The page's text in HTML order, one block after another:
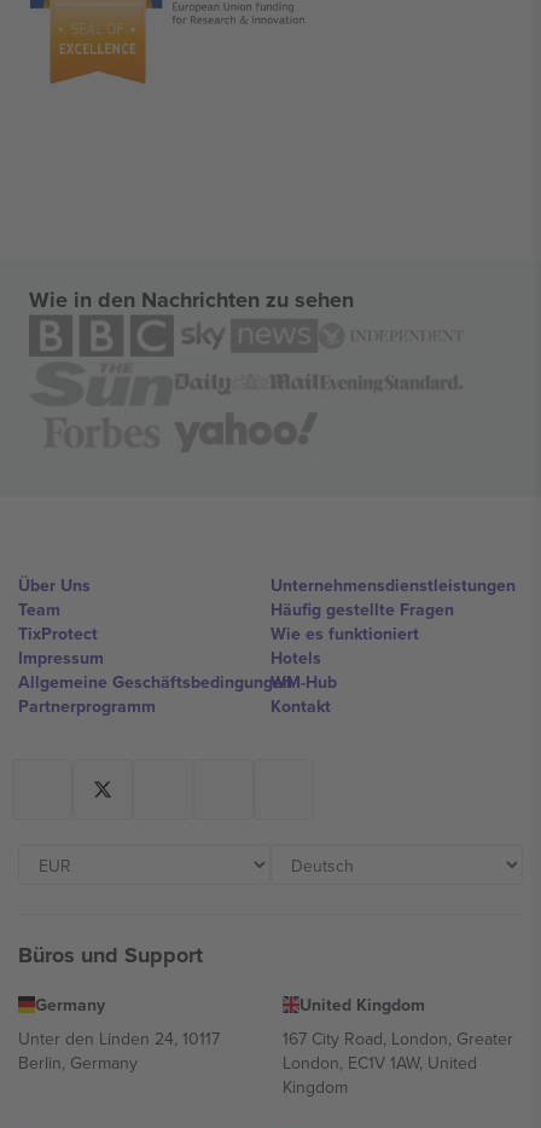
Wie in den Nachrichten zu sehen
Über Uns
Team
TixProtect
Impressum
Allgemeine Geschäftsbedingungen
Partnerprogramm
Unternehmensdienstleistungen
Häufig gestellte Fragen
Wie es funktioniert
Hotels
WM-Hub
Kontakt
Büros und Support
Germany
Unter den Linden 24, 10117
Berlin, Germany
United Kingdom
167 City Road, London, Greater
London, EC1V 1AW, United
Kingdom